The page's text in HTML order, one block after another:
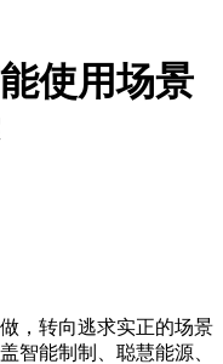
使用场景
转向逃求实正的场景
智能制制、聪慧能源、